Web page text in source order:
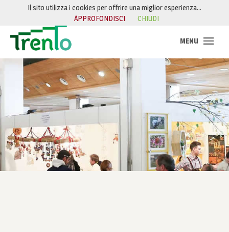
Salta al contenuto
Il sito utilizza i cookies per offrire una miglior esperienza…
APPROFONDISCI
CHIUDI